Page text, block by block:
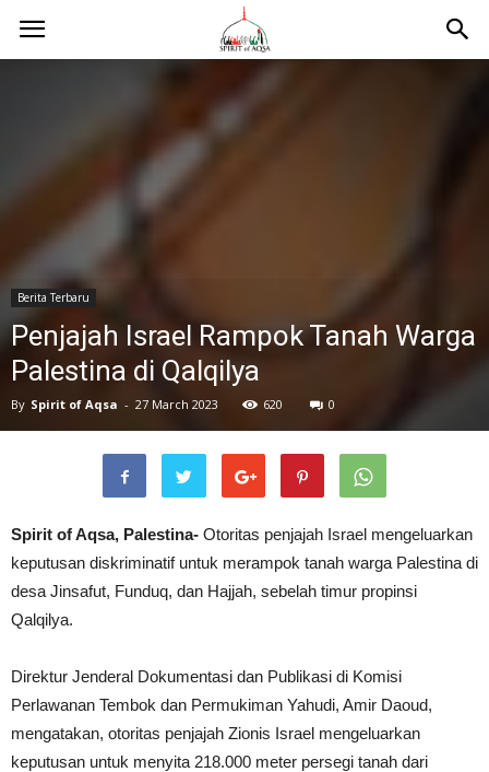
Berita Terbaru
Penjajah Israel Rampok Tanah Warga
Palestina di Qalqilya
By Spirit of Aqsa - 27 March 2023 620 0
Spirit of Aqsa, Palestina- Otoritas penjajah Israel mengeluarkan
keputusan diskriminatif untuk merampok tanah warga Palestina di
desa Jinsafut, Funduq, dan Hajjah, sebelah timur propinsi
Qalqilya.
Direktur Jenderal Dokumentasi dan Publikasi di Komisi
Perlawanan Tembok dan Permukiman Yahudi, Amir Daoud,
mengatakan, otoritas penjajah Zionis Israel mengeluarkan
keputusan untuk menyita 218.000 meter persegi tanah dari